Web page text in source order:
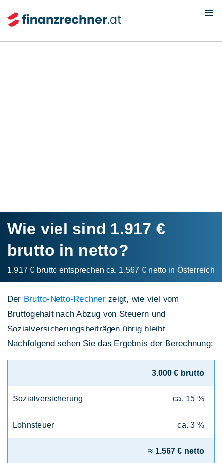
Wie viel sind 1.917 €
brutto in netto?
1.917 € brutto entsprechen ca. 1.567 € netto in Österreich
Der Brutto-Netto-Rechnerzeigt, wie viel vom
Bruttogehalt nach Abzug von Steuern und
Sozialversicherungsbeiträgen übrig bleibt.
Nachfolgend sehen Sie das Ergebnis der Berechnung:
3.000 € brutto
Sozialversicherung ca. 15 %
Lohnsteuer ca. 3 %
≈ 1.567 € netto